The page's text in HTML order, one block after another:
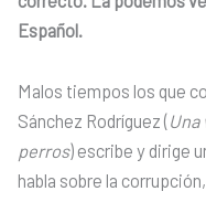
Español.
Malos tiempos los que
Sánchez Rodríguez (Una
perros) escribe y dirige
habla sobre la